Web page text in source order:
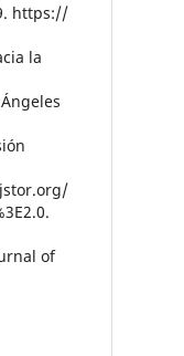
https://
la
of